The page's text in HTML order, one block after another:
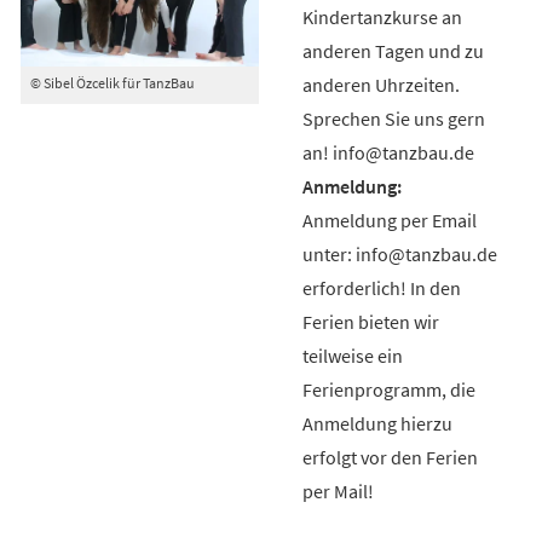
© Sibel Özcelik für TanzBau
Kindertanzkurse an
anderen Tagen und zu
anderen Uhrzeiten.
Sprechen Sie uns gern
an! info@tanzbau.de
Anmeldung per Email
unter: info@tanzbau.de
erforderlich! In den
Ferien bieten wir
teilweise ein
Ferienprogramm, die
Anmeldung hierzu
erfolgt vor den Ferien
per Mail!